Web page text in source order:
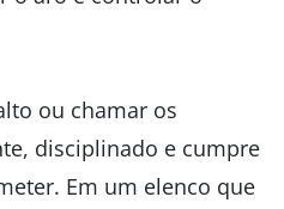
ou chamar os
disciplinado e cumpre
Em um elenco que